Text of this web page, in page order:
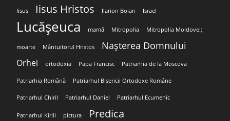
Iisus Iisus Hristos Ilarion Boian Israel
Lucășeuca mamă Mitropolia Mitropolia Moldovei;
moarte Mântuitorul Hristos Nașterea Domnului
Orhei ortodoxia Papa Francisc Patriarhia de la Moscova
Patriarhia Română Patriarhul Bisericii Ortodoxe Române
Patriarhul Chiril Patriarhul Daniel Patriarhul Ecumenic
Patriarhul Kirill pictura Predica